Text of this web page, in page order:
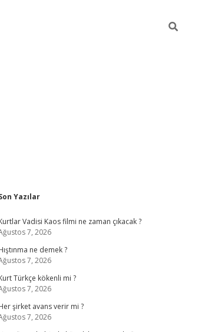
Yazılar
Vadisi Kaos filmi ne zaman çıkacak ?
7, 2026
ne demek ?
7, 2026
Türkçe kökenli mi ?
7, 2026
şirket avans verir mi ?
7, 2026